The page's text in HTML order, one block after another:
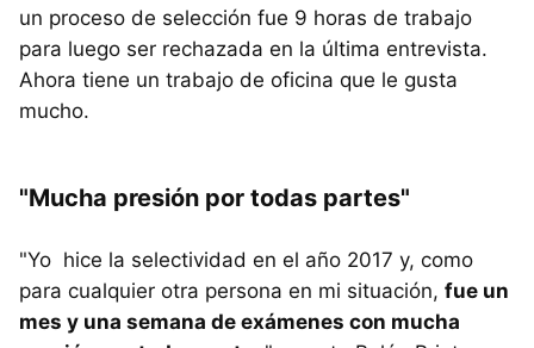
un proceso de selección fue 9 horas de trabajo
para luego ser rechazada en la última entrevista.
Ahora tiene un trabajo de oficina que le gusta
mucho.
"Mucha presión por todas partes"
"Yo hice la selectividad en el año 2017 y, como
para cualquier otra persona en mi situación, fue un
mes y una semana de exámenes con mucha